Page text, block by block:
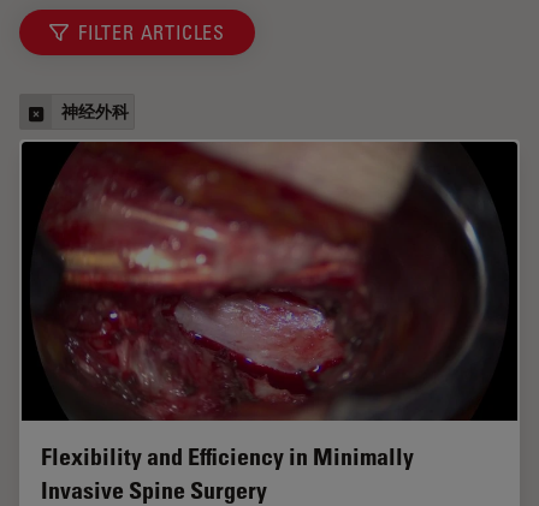
FILTER ARTICLES
神经外科
Flexibility and Efficiency in Minimally
Invasive Spine Surgery